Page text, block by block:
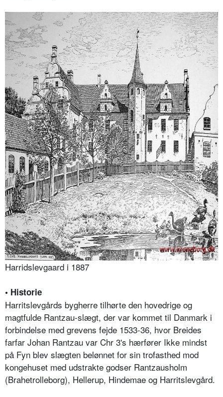
Harridslevgaard i 1887
• Historie
Harritslevgårds bygherre tilhørte den hovedrige og
magtfulde Rantzau-slægt, der var kommet til Danmark i
forbindelse med grevens fejde 1533-36, hvor Breides
farfar Johan Rantzau var Chr 3's hærfører Ikke mindst
på Fyn blev slægten belønnet for sin trofasthed mod
kongehuset med udstrakte godser Rantzausholm
(Brahetrolleborg), Hellerup, Hindemae og Harritslevgård.